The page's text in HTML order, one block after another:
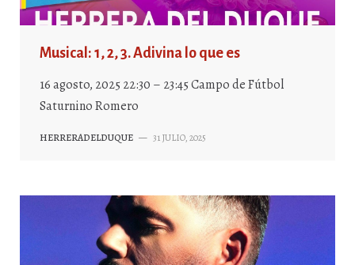
Musical: 1, 2, 3. Adivina lo que es
16 agosto, 2025 22:30 – 23:45 Campo de Fútbol
Saturnino Romero
HERRERADELDUQUE — 31 JULIO, 2025